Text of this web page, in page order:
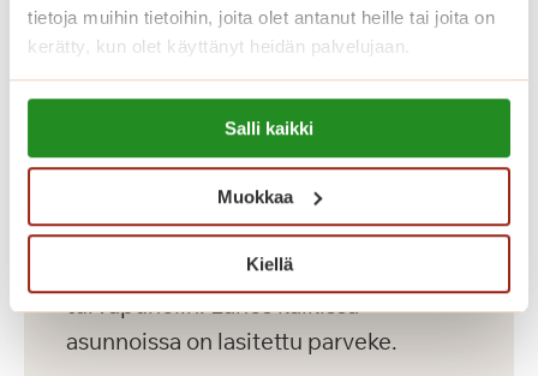
tietoja muihin tietoihin, joita olet antanut heille tai joita on
kerätty, kun olet käyttänyt heidän palvelujaan.
Lue lisää evästeistä:
https://sagacare.fi/evasteet/
Salli kaikki
Muokkaa
Kiellä
hyvin varustellut senioriasunnot on
toteutettu yksityisten Saga-
palvelutalojen korkeiden
laatukriteerien mukaisesti. Meillä asut
omassa kodissasi, jonka voit sisustaa
mieleiseksesi. Kaikissa asunnoissa on
avara pohjaratkaisu, nykyaikainen
keittiö, esteetön kylpyhuone sekä
turvapuhelin. Lähes kaikissa
asunnoissa on lasitettu parveke.